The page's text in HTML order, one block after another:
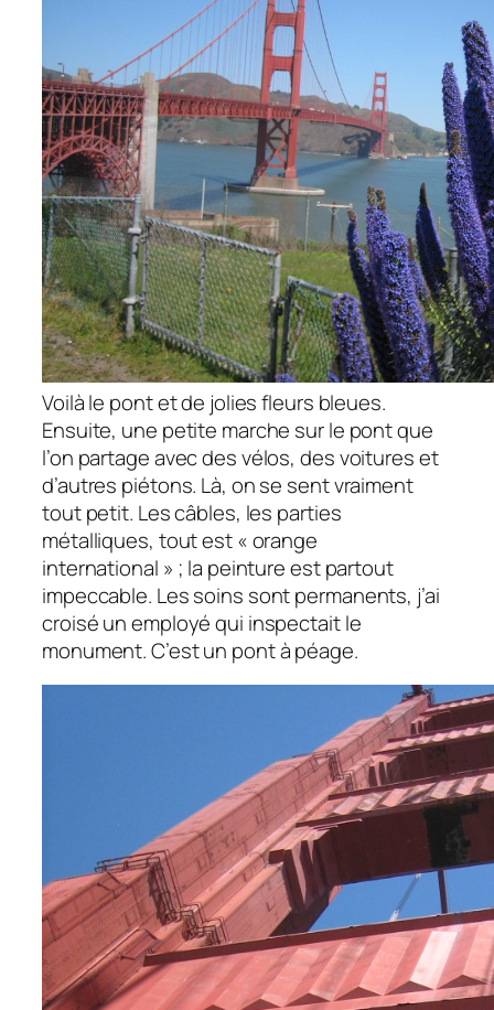
Voilà le pont et de jolies fleurs bleues.
Ensuite, une petite marche sur le pont que
l’on partage avec des vélos, des voitures et
d’autres piétons. Là, on se sent vraiment
tout petit. Les câbles, les parties
métalliques, tout est « orange
international » ; la peinture est partout
impeccable. Les soins sont permanents, j’ai
croisé un employé qui inspectait le
monument. C’est un pont à péage.